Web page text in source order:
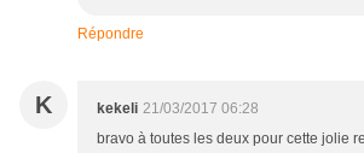
Répondre
K kekeli 21/03/2017 06:28
bravo à toutes les deux pour cette jolie